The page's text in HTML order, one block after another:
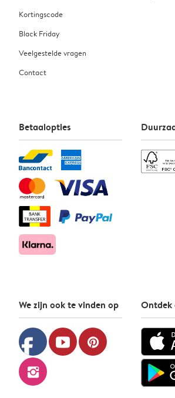
Kortingscode
Black Friday
Veelgestelde vragen
Contact
Betaalopties
We zijn ook te vinden op
facebook youtube pinterest
instagram
Ontdek